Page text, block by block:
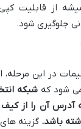
از قابلیت
جلوگیری شود.
در این مرحله،
شود که شبکه
آدرس آن را از
باشد.